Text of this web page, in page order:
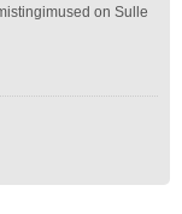
on Sulle